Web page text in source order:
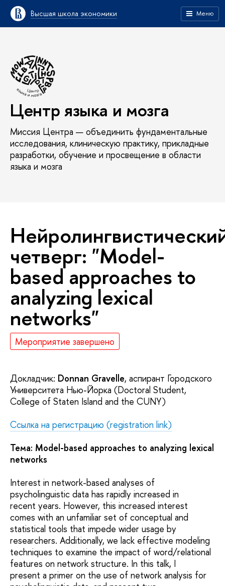
Высшая школа экономики Меню
Центр языка и мозга
Миссия Центра — объединить фундаментальные
исследования, клиническую практику, прикладные
разработки, обучение и просвещение в области
языка и мозга
четверг: "Model-
based approaches to
analyzing lexical
networks"
Мероприятие завершено
Докладчик: Donnan Gravelle, аспирант Городского
Университета Нью-Йорка (Doctoral Student,
College of Staten Island and the CUNY)
Ссылка на регистрацию (registration link)
Тема: Model-based approaches to analyzing lexical
networks
Interest in network-based analyses of
psycholinguistic data has rapidly increased in
recent years. However, this increased interest
comes with an unfamiliar set of conceptual and
statistical tools that impede wider usage by
researchers. Additionally, we lack effective modeling
techniques to examine the impact of word/relational
features on network structure. In this talk, I
present a primer on the use of network analysis for